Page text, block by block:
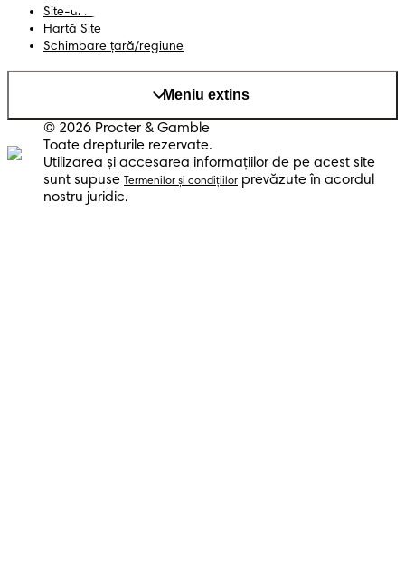
Site-ul PG
Hartă Site
Schimbare ţară/regiune
Meniu extins
© 2026 Procter & Gamble
Toate drepturile rezervate.
Utilizarea şi accesarea informaţiilor de pe acest site
sunt supuse
Termenilor şi condiţiilor prevăzute în acordul
nostru juridic.